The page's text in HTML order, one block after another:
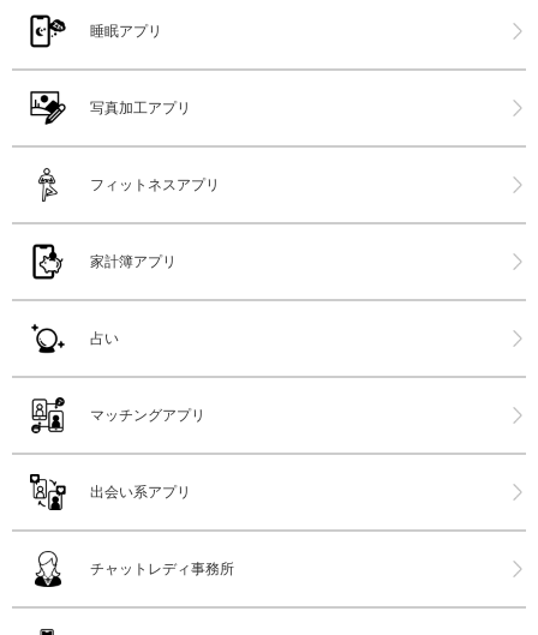
睡眠アプリ
写真加工アプリ
フィットネスアプリ
家計簿アプリ
占い
マッチングアプリ
出会い系アプリ
チャットレディ事務所